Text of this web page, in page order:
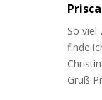
Prisca
So viel
finde
Gruß